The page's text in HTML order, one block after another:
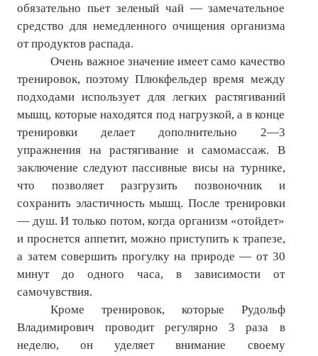
обязательно пьет зеленый чай — замечательное
средство для немедленного очищения организма
от продуктов распада.
Очень важное значение имеет само качество
тренировок, поэтому Плюкфельдер время между
подходами использует для легких растягиваний
мышц, которые находятся под нагрузкой, а в конце
тренировки делает дополнительно 2—3
упражнения на растягивание и самомассаж. В
заключение следуют пассивные висы на турнике,
что позволяет разгрузить позвоночник и
сохранить эластичность мышц. После тренировки
— душ. И только потом, когда организм «отойдет»
и проснется аппетит, можно приступить к трапезе,
а затем совершить прогулку на природе — от 30
минут до одного часа, в зависимости от
самочувствия.
Кроме тренировок, которые Рудольф
Владимирович проводит регулярно 3 раза в
неделю, он уделяет внимание своему